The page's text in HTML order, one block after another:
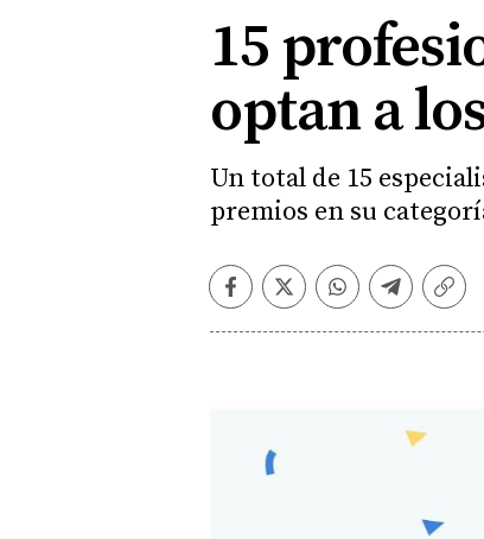
15
optan a
Un total de 15
premios en su
Facebook
TwitterWhatsapp
Telegram